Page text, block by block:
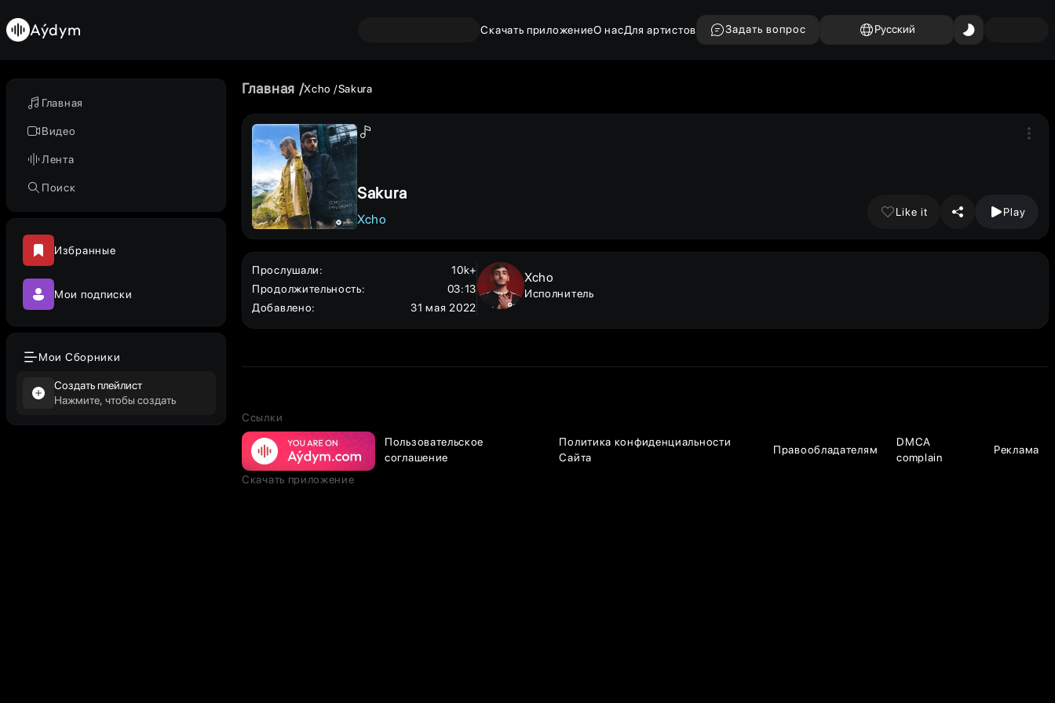
Главная
Видео
Лента
Поиск
Избранные
Мои подписки
Мои Сборники
Создать плейлист
Нажмите, чтобы создать
Aýdym Скачать приложениеО насДля артистов Задать вопрос Русский
Главная Xcho Sakura
Sakura
Xcho
Like it Play
Прослушали:
10k+
Продолжительность:
03:13
Добавлено: 31 мая 2022
Xcho
Исполнитель
Ссылки
Пользовательское
соглашение
Политика конфиденциальности
Сайта
Правообладателям
DMCA
complain
Реклама
Скачать приложение